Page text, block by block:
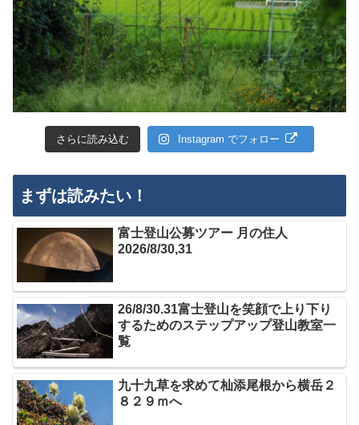
さらに読み込む Instagram でフォロー
まずは読みたい！
富士登山公募ツアー 月の住人
2026/8/30,31
26/8/30.31富士登山を笑顔で上り下り
するためのステップアップ登山教室一
覧
九十九草を求めて杣添尾根から横岳２
８２９ｍへ